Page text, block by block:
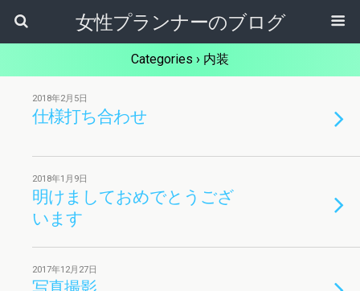
女性プランナーのブログ
Categories › 内装
2018年2月5日
仕様打ち合わせ
2018年1月9日
明けましておめでとうござ
います
2017年12月27日
写真撮影